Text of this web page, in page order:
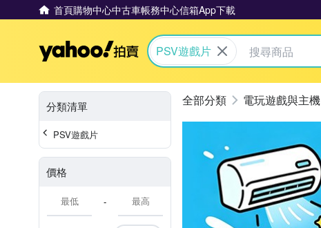
首頁購物中心中古車帳務中心信箱App下載
Yahoo拍賣
PSV遊戲片
分類清單
PSV遊戲片
價格
-
電玩遊戲與主機